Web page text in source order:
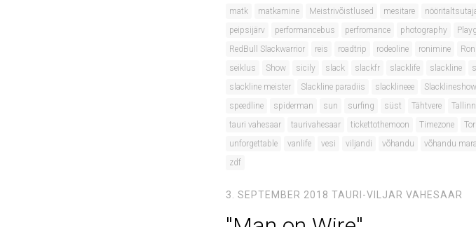
matk
matkamine Meistrivõistlused mesitare
peipsijärv
performancebus perfromance photography
RedBull Slackwarrior
reis roadtrip rodeoline ronimine
seiklus
Show sicily slack slackfr slacklife slackline
slackline meister
Slackline paradiis slacklineee Slacklineshow
speedline
spiderman sun surfing süst Tähtvere
tauri vahesaar
taurivahesaar tickettothemoon Timezone
unforgettable
vanlife vesi viljandi võhandu võhandu
zdf
3. SEPTEMBER 2018 TAURI-VILJAR VAHESAAR